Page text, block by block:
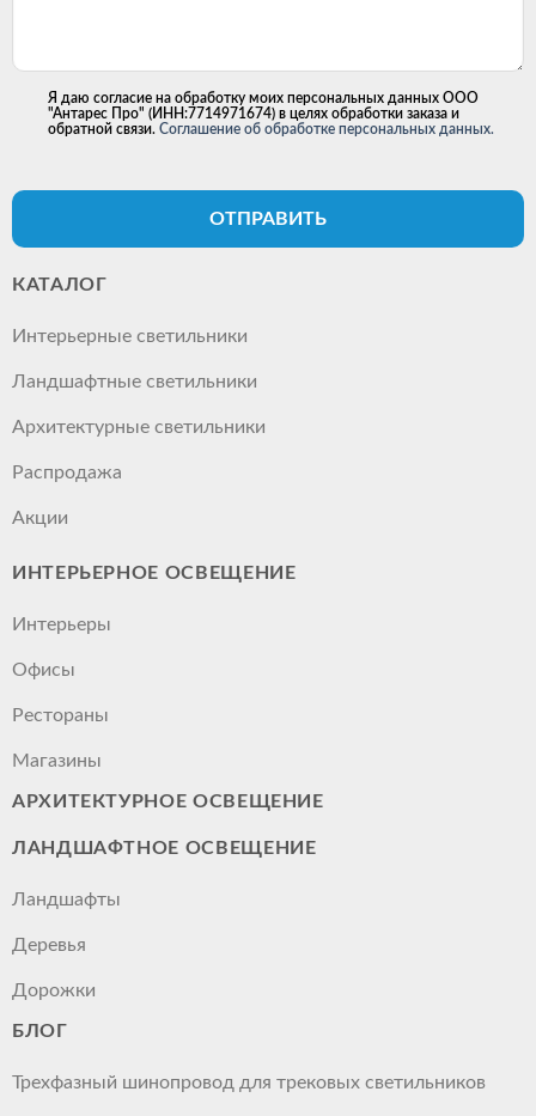
Я даю согласие на обработку моих персональных данных ООО
"Антарес Про" (ИНН:7714971674) в целях обработки заказа и
обратной связи. Соглашение об обработке персональных данных.
ОТПРАВИТЬ
КАТАЛОГ
Интерьерные светильники
Ландшафтные светильники
Архитектурные светильники
Распродажа
Акции
ИНТЕРЬЕРНОЕ ОСВЕЩЕНИЕ
Интерьеры
Офисы
Рестораны
Магазины
АРХИТЕКТУРНОЕ ОСВЕЩЕНИЕ
ЛАНДШАФТНОЕ ОСВЕЩЕНИЕ
Ландшафты
Деревья
Дорожки
БЛОГ
Трехфазный шинопровод для трековых светильников